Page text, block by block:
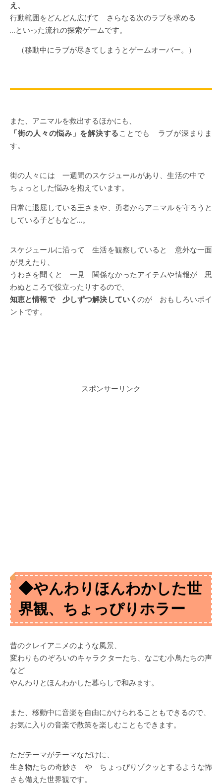
え、
行動範囲をどんどん広げて さらなる次のラブを求める
…といった流れの探索ゲームです。
（移動中にラブが尽きてしまうとゲームオーバー。）
また、アニマルを救出するほかにも、
「街の人々の悩み」を解決する ことでも ラブが深まりま
す。
街の人々には 一週間のスケジュールがあり、生活の中で
ちょっとした悩みを抱えています。
日常に退屈している王さまや、勇者からアニマルを守ろうと
している子どもなど…。
スケジュールに沿って 生活を観察していると 意外な一面
が見えたり、
うわさを聞くと 一見 関係なかったアイテムや情報が 思
わぬところで役立ったりするので、
知恵と情報で 少しずつ解決していく のが おもしろいポイ
ントです。
スポンサーリンク
◆やんわりほんわかした世
界観、ちょっぴりホラー
昔のクレイアニメのような風景、
変わりものぞろいのキャラクターたち、なごむ小鳥たちの声
など
やんわりとほんわかした暮らしで和みます。
また、移動中に音楽を自由にかけられることもできるので、
お気に入りの音楽で散策を楽しむこともできます。
ただテーマがテーマなだけに、
生き物たちの奇妙さ や ちょっぴりゾクッとするような怖
さも備えた世界観です。